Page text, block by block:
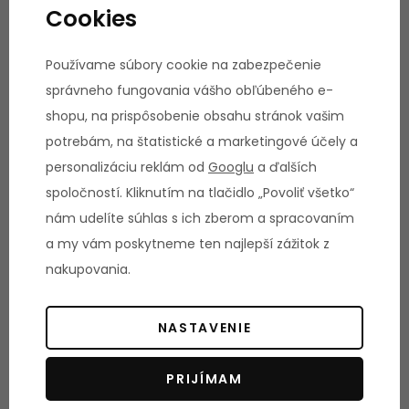
FLOW FITNESS DWR2500i
Veslovací trenažér s vodným odporom profesionálny,
nastaviteľné nášľapy LCD displej, hrudný pás možnosť
sklopenia nosnosť 150 kg, záruka 3+10 rokov, servis doma
1 306,00 € skladom
Vložiť do košíka
Cookies
Používame súbory cookie na zabezpečenie
správneho fungovania vášho obľúbeného e-
shopu, na prispôsobenie obsahu stránok vašim
potrebám, na štatistické a marketingové účely a
personalizáciu reklám od Googlu a ďalších
spoločností. Kliknutím na tlačidlo „Povoliť všetko“
nám udelíte súhlas s ich zberom a spracovaním
a my vám poskytneme ten najlepší zážitok z
nakupovania.
NASTAVENIE
PRIJÍMAM